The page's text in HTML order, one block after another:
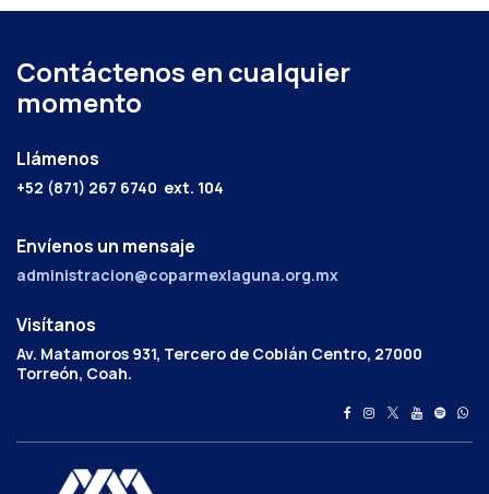
Contáctenos en cualquier
momento
Llámenos
+52 (871) 267 6740 ext. 104
Envíenos un mensaje
administracion@coparmexlaguna.org.mx
Visítanos
Av. Matamoros 931, Tercero de Cobián Centro, 27000
Torreón, Coah.